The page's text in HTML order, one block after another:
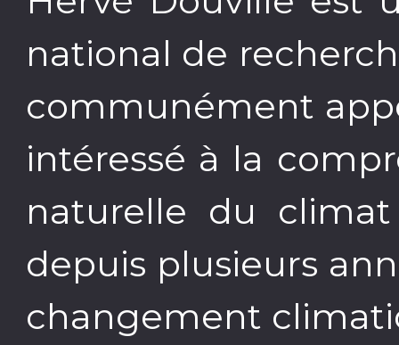
national de
communément
intéressé à la
naturelle du
depuis plusieurs
changement